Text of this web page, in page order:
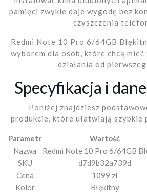
pamięci zwykle daje wygodę bez
czyszczenia
Redmi Note 10 Pro 6/64GB
wyborem dla osób, które chcą
działania od
Specyfikacja i
Poniżej znajdziesz
produkcie, które ułatwiają
Parametr
Wartość
Nazwa
Redmi Note 10 Pro 6/64GB
SKU
d7d9b32a739d
Cena
1099 zł
Kolor
Błękitny